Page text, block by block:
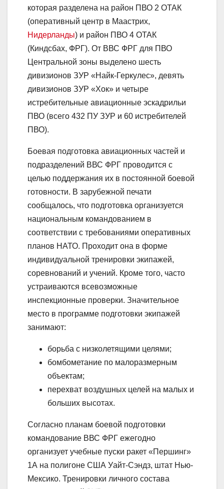
которая разделена на район ПВО 2 ОТАК
(оперативный центр в Маастрих,
Нидерланды) и район ПВО 4 ОТАК
(Киндсбах, ФРГ). От ВВС ФРГ для ПВО
Центральной зоны выделено шесть
дивизионов ЗУР «Найк-Геркулес», девять
дивизионов ЗУР «Хок» и четыре
истребительные авиационные эскадрильи
ПВО (всего 432 ПУ ЗУР и 60 истребителей
ПВО).
Боевая подготовка авиационных частей и
подразделений ВВС ФРГ проводится с
целью поддержания их в постоянной боевой
готовности. В зарубежной печати
сообщалось, что подготовка организуется
национальным командованием в
соответствии с требованиями оперативных
планов НАТО. Проходит она в форме
индивидуальной тренировки экипажей,
соревнований и учений. Кроме того, часто
устраиваются всевозможные
инспекционные проверки. Значительное
место в программе подготовки экипажей
занимают:
борьба с низколетящими целями;
бомбометание по малоразмерным
объектам;
перехват воздушных целей на малых и
больших высотах.
Согласно планам боевой подготовки
командование ВВС ФРГ ежегодно
организует учебные пуски ракет «Першинг»
1А на полигоне США Уайт-Сэндз, штат Нью-
Мексико. Тренировки личного состава